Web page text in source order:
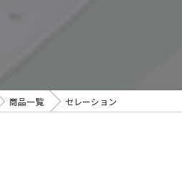
商品一覧 セレーション